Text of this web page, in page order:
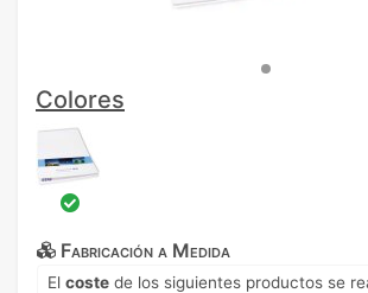
Colores
Fabricación a Medida
El coste de los siguientes productos se